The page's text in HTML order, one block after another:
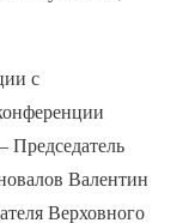
с
Председатель
Валентин
Верховного